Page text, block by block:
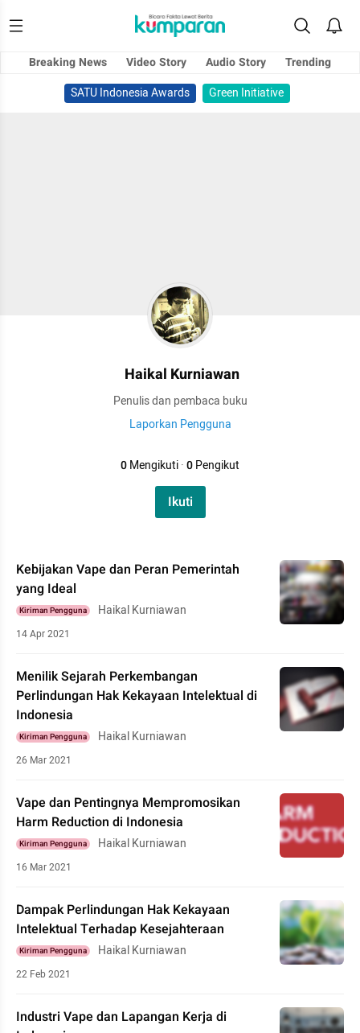
Breaking News Video Story Audio Story
Trending
SATU Indonesia Awards
Green Initiative
Haikal Kurniawan
Penulis dan pembaca buku
Laporkan Pengguna
0Mengikuti·0Pengikut
Ikuti
Kebijakan Vape dan Peran Pemerintah
yang Ideal
Kiriman Pengguna Haikal Kurniawan
14 Apr 2021
Menilik Sejarah Perkembangan
Perlindungan Hak Kekayaan Intelektual di
Indonesia
Kiriman Pengguna Haikal Kurniawan
26 Mar 2021
Vape dan Pentingnya Mempromosikan
Harm Reduction di Indonesia
Kiriman Pengguna Haikal Kurniawan
16 Mar 2021
Dampak Perlindungan Hak Kekayaan
Intelektual Terhadap Kesejahteraan
Kiriman Pengguna Haikal Kurniawan
22 Feb 2021
Industri Vape dan Lapangan Kerja di